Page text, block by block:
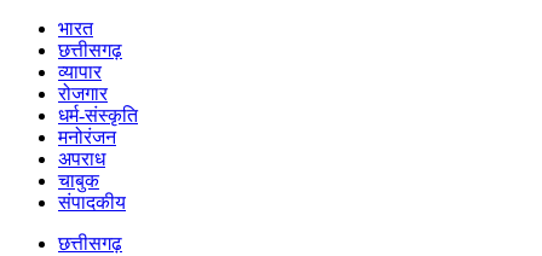
भारत
छत्तीसगढ़
व्यापार
रोजगार
धर्म-संस्कृति
मनोरंजन
अपराध
चाबुक
संपादकीय
छत्तीसगढ़